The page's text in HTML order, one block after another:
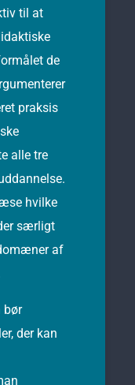
til at
de
praksis
alle tre
hvilke
særligt
af
bør
der kan